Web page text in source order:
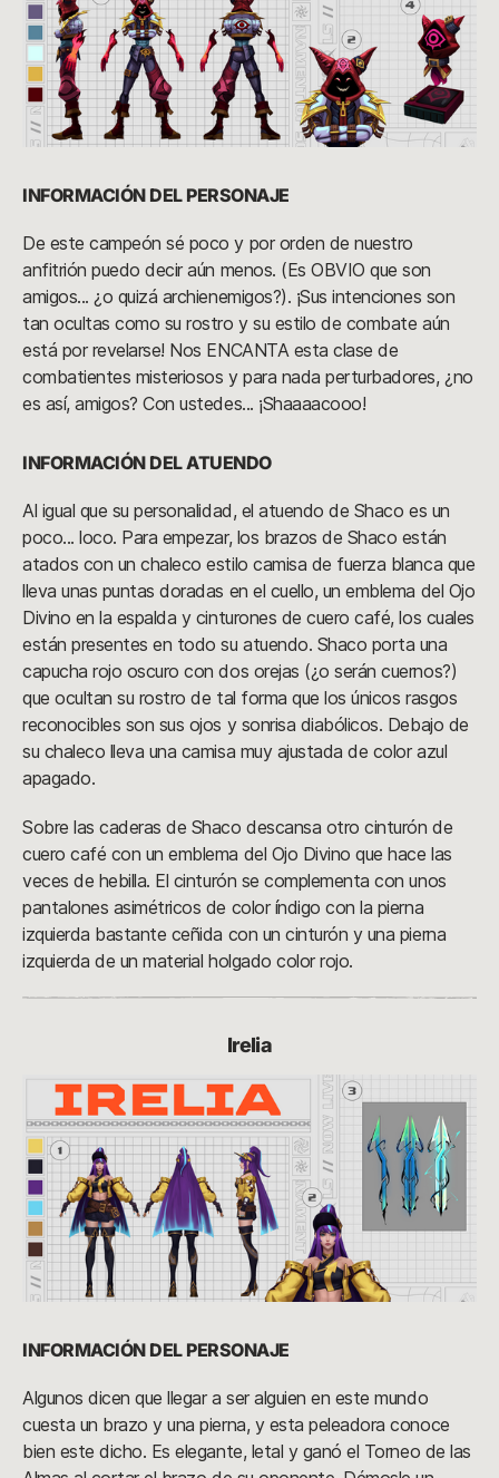
INFORMACIÓN DEL PERSONAJE
De este campeón sé poco y por orden de nuestro
anfitrión puedo decir aún menos. (Es OBVIO que son
amigos... ¿o quizá archienemigos?). ¡Sus intenciones son
tan ocultas como su rostro y su estilo de combate aún
está por revelarse! Nos ENCANTA esta clase de
combatientes misteriosos y para nada perturbadores, ¿no
es así, amigos? Con ustedes... ¡Shaaaacooo!
INFORMACIÓN DEL ATUENDO
Al igual que su personalidad, el atuendo de Shaco es un
poco... loco. Para empezar, los brazos de Shaco están
atados con un chaleco estilo camisa de fuerza blanca que
lleva unas puntas doradas en el cuello, un emblema del Ojo
Divino en la espalda y cinturones de cuero café, los cuales
están presentes en todo su atuendo. Shaco porta una
capucha rojo oscuro con dos orejas (¿o serán cuernos?)
que ocultan su rostro de tal forma que los únicos rasgos
reconocibles son sus ojos y sonrisa diabólicos. Debajo de
su chaleco lleva una camisa muy ajustada de color azul
apagado.
Sobre las caderas de Shaco descansa otro cinturón de
cuero café con un emblema del Ojo Divino que hace las
veces de hebilla. El cinturón se complementa con unos
pantalones asimétricos de color índigo con la pierna
izquierda bastante ceñida con un cinturón y una pierna
izquierda de un material holgado color rojo.
Irelia
INFORMACIÓN DEL PERSONAJE
Algunos dicen que llegar a ser alguien en este mundo
cuesta un brazo y una pierna, y esta peleadora conoce
bien este dicho. Es elegante, letal y ganó el Torneo de las